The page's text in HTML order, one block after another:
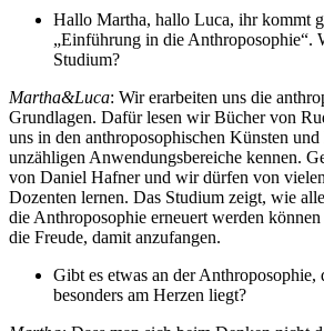
Hallo Martha, hallo Luca, ihr kommt
„Einführung in die Anthroposophie“.
Studium?
Martha&Luca: Wir erarbeiten uns die
Grundlagen. Dafür lesen wir Bücher von
uns in den anthroposophischen Künsten
unzähligen Anwendungsbereiche kennen.
von Daniel Hafner und wir dürfen von
Dozenten lernen. Das Studium zeigt, wie
die Anthroposophie erneuert werden
die Freude, damit anzufangen.
Gibt es etwas an der Anthroposophie,
besonders am Herzen liegt?